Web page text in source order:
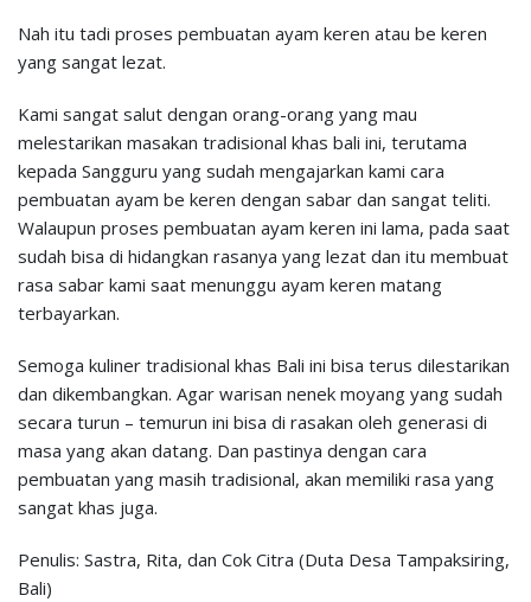
Nah itu tadi proses pembuatan ayam keren atau be keren
yang sangat lezat.
Kami sangat salut dengan orang-orang yang mau
melestarikan masakan tradisional khas bali ini, terutama
kepada Sangguru yang sudah mengajarkan kami cara
pembuatan ayam be keren dengan sabar dan sangat teliti.
Walaupun proses pembuatan ayam keren ini lama, pada saat
sudah bisa di hidangkan rasanya yang lezat dan itu membuat
rasa sabar kami saat menunggu ayam keren matang
terbayarkan.
Semoga kuliner tradisional khas Bali ini bisa terus dilestarikan
dan dikembangkan. Agar warisan nenek moyang yang sudah
secara turun – temurun ini bisa di rasakan oleh generasi di
masa yang akan datang. Dan pastinya dengan cara
pembuatan yang masih tradisional, akan memiliki rasa yang
sangat khas juga.
Penulis: Sastra, Rita, dan Cok Citra (Duta Desa Tampaksiring,
Bali)